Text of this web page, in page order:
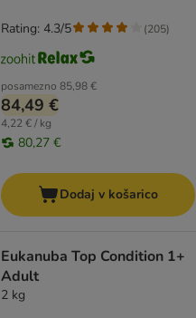
posamezno 85,98 €
84,49 €
4,22 € / kg
80,27 €
Rating: 4.3/5 (205)
Dodaj v košarico
Eukanuba Top Condition 1+
Adult
2 kg